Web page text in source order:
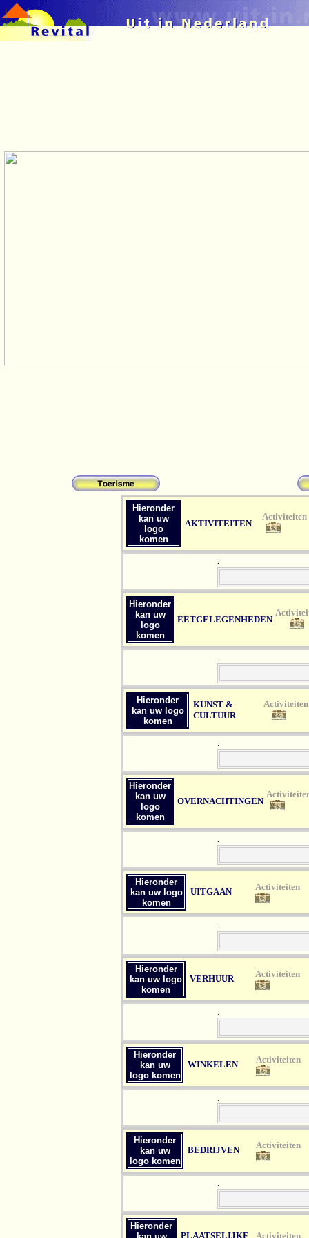
Hieronder
kan uw
logo
komen
AKTIVITEITEN
.
Hieronder
kan uw
logo
komen
EETGELEGENHEDEN
.
Hieronder
kan uw logo
komen
KUNST &
CULTUUR
.
Hieronder
kan uw
logo
komen
OVERNACHTINGEN
.
Hieronder
kan uw logo
komen
UITGAAN
.
Hieronder
kan uw logo
komen
VERHUUR
.
Hieronder
kan uw
logo komen
WINKELEN
.
Hieronder
kan uw
logo komen
BEDRIJVEN
.
Hieronder
PLAATSELIJKE